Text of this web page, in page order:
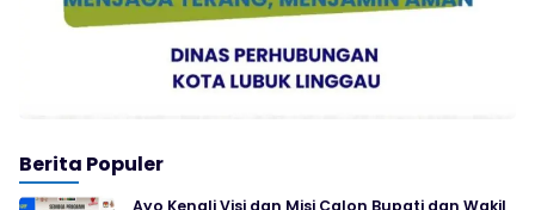
Berita Populer